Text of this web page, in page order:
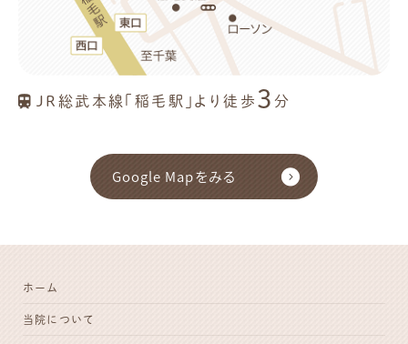
JR総武本線「稲毛駅」より徒歩 3分
Google Mapをみる
ホーム
当院について